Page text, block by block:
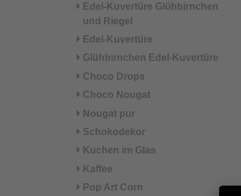
Edel-Kuvertüre Glühbirnchen
und Riegel
Edel-Kuvertüre
Glühbirnchen Edel-Kuvertüre
Choco Drops
Choco Nougat
Nougat pur
Schokodekor
Kuchen im Glas
Kaffee
Pop Art Corn